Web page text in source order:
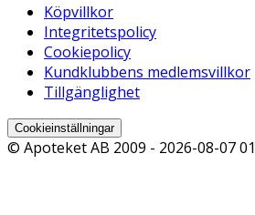
Köpvillkor
Integritetspolicy
Cookiepolicy
Kundklubbens medlemsvillkor
Tillgänglighet
Cookieinställningar
© Apoteket AB 2009 - 2026-08-07